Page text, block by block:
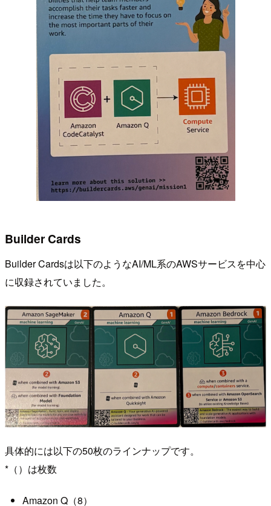
Builder Cards
Builder Cardsは以下のようなAI/ML系のAWSサービスを中心
に収録されていました。
具体的には以下の50枚のラインナップです。
*（）は枚数
Amazon Q（8）